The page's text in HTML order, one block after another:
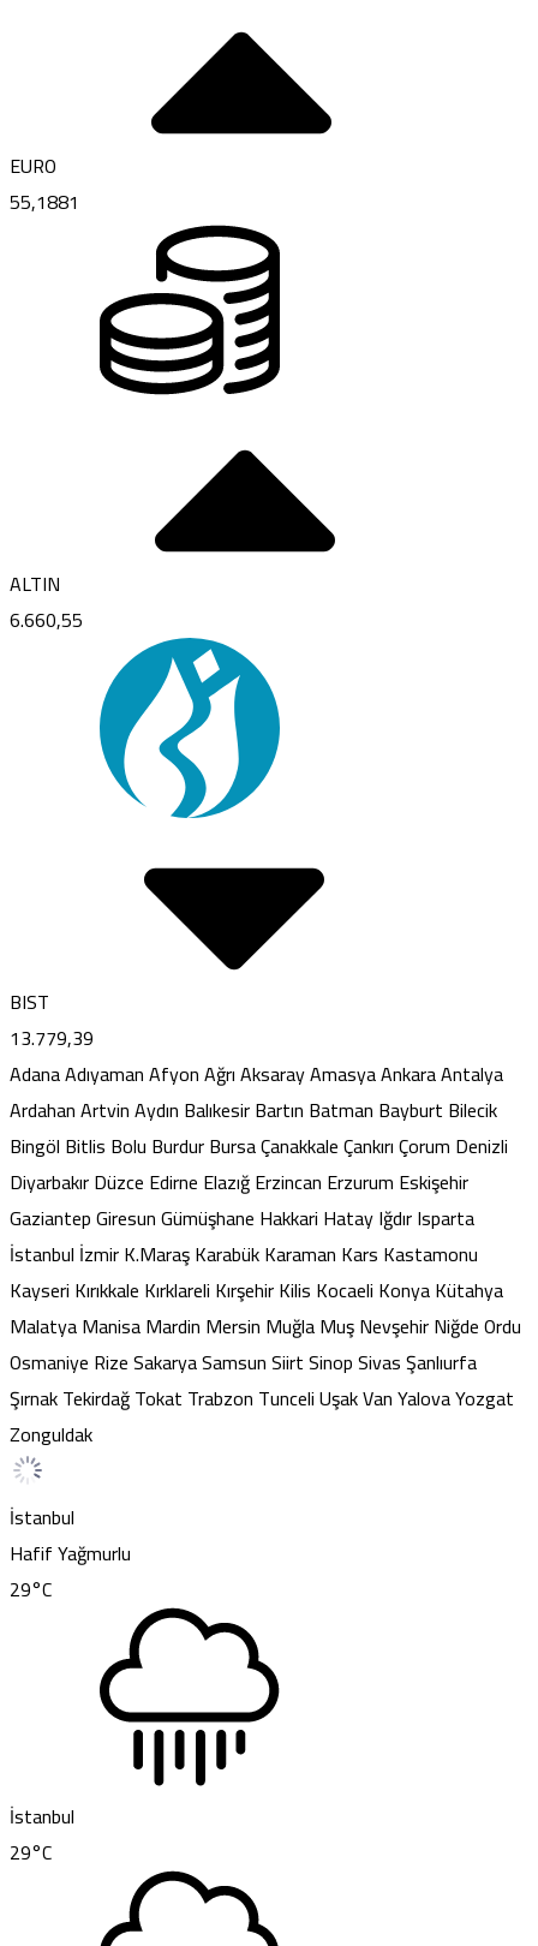
EURO
55,1881
ALTIN
6.660,55
BIST
13.779,39
AdanaAdıyamanAfyonAğrıAksarayAmasyaAnkaraAntalya
ArdahanArtvinAydın BalıkesirBartın Batman Bayburt Bilecik
Bingöl Bitlis Bolu BurdurBursaÇanakkaleÇankırıÇorum Denizli
DiyarbakırDüzce Edirne ElazığErzincan Erzurum Eskişehir
GaziantepGiresunGümüşhane Hakkari HatayIğdırIsparta
İstanbul İzmirK.MaraşKarabükKaraman Kars Kastamonu
Kayseri Kırıkkale Kırklareli KırşehirKilis Kocaeli KonyaKütahya
MalatyaManisaMardin Mersin MuğlaMuşNevşehirNiğdeOrdu
Osmaniye RizeSakaryaSamsunSiirtSinopSivasŞanlıurfa
ŞırnakTekirdağTokat Trabzon TunceliUşakVanYalovaYozgat
Zonguldak
İstanbul
Hafif Yağmurlu
29°C
İstanbul
29°C